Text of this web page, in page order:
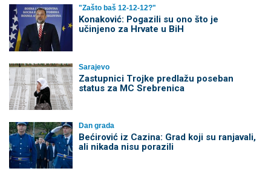
"Zašto baš 12-12-12?"
Konaković: Pogazili su ono što je
učinjeno za Hrvate u BiH
Sarajevo
Zastupnici Trojke predlažu poseban
status za MC Srebrenica
Dan grada
Bećirović iz Cazina: Grad koji su ranjavali,
ali nikada nisu porazili